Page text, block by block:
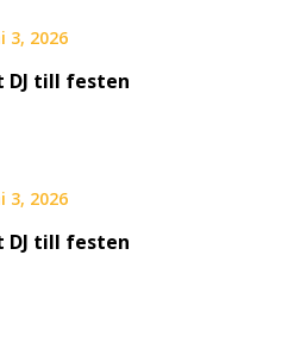
3, 2026
DJ till festen
3, 2026
DJ till festen